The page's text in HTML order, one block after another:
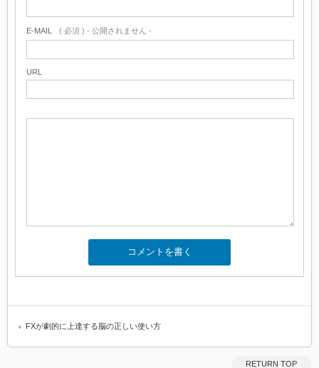
E-MAIL ( 必須 ) - 公開されません -
URL
FXが劇的に上達する脳の正しい使い方
RETURN TOP